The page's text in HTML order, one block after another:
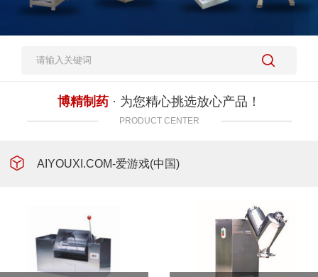
博精制药 · 为您精心挑选放心产品！
PRODUCT CENTER
AIYOUXI.COM-爱游戏(中国)